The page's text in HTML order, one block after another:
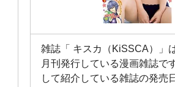
雑誌「 キスカ（KiSSCA）」
月刊発行している漫画雑誌で
して紹介している雑誌の発売